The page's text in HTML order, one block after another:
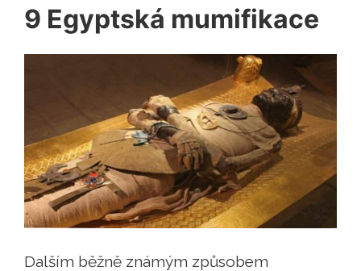
9 Egyptská mumifikace
Dalším běžně známým způsobem